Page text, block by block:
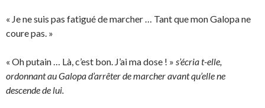
« Je ne suis pas fatigué de marcher … Tant que mon Galopa ne
coure pas. »
« Oh putain … Là, c’est bon. J’ai ma dose ! » s’écria t-elle,
ordonnant au Galopa d’arrêter de marcher avant qu’elle ne
descende de lui.